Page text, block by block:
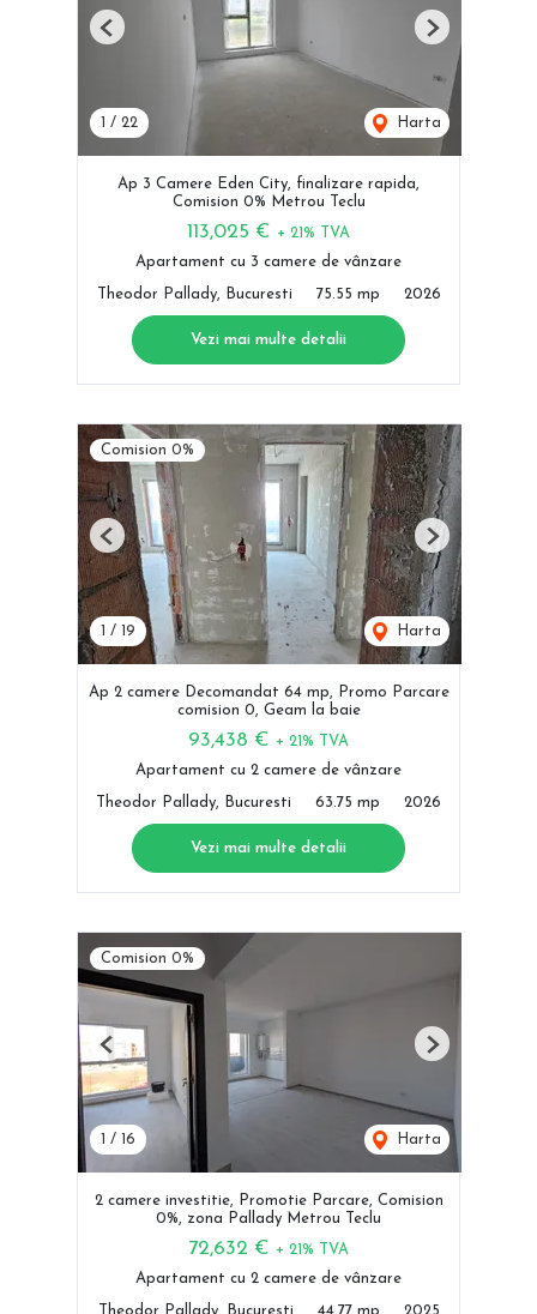
/ 22 Harta
Previous Next
Ap 3 Camere Eden City, finalizare rapida,
Comision 0% Metrou Teclu
113,025 € + 21% TVA
Apartament cu 3 camere de vânzare
Theodor Pallady, Bucuresti 75.55 mp 2026
Vezi mai multe detalii
Comision 0%
/ 19 Harta
Previous Next
Ap 2 camere Decomandat 64 mp, Promo Parcare
comision 0, Geam la baie
93,438 € + 21% TVA
Apartament cu 2 camere de vânzare
Theodor Pallady, Bucuresti 63.75 mp 2026
Vezi mai multe detalii
Comision 0%
1 / 16 Harta
Previous Next
2 camere investitie, Promotie Parcare, Comision
0%, zona Pallady Metrou Teclu
72,632 € + 21% TVA
Apartament cu 2 camere de vânzare
Theodor Pallady, Bucuresti 44.77 mp 2025